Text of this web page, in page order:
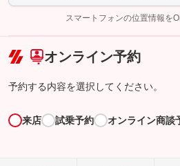
完了してください。
こちら
スマートフォンの位置情報を
オンライン予約
予約する内容を選択してください。
来店 試乗予約 オンライン商談